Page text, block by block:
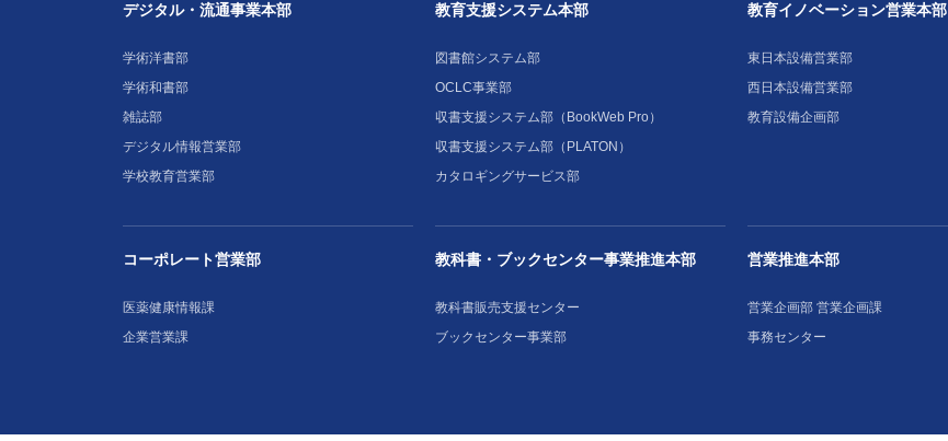
デジタル・流通事業本部
学術洋書部
学術和書部
雑誌部
デジタル情報営業部
学校教育営業部
教育支援システム本部
図書館システム部
OCLC事業部
収書支援システム部（BookWeb Pro）
収書支援システム部（PLATON）
カタロギングサービス部
教育イノベーション営業本部
東日本設備営業部
西日本設備営業部
教育設備企画部
コーポレート営業部
医薬健康情報課
企業営業課
教科書・ブックセンター事業推進本部
教科書販売支援センター
ブックセンター事業部
営業推進本部
営業企画部 営業企画課
事務センター